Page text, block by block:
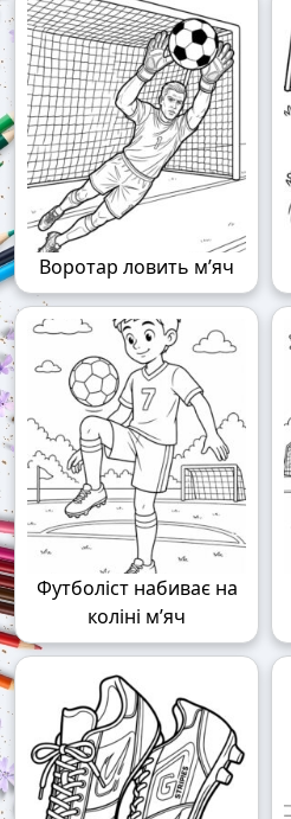
Воротар ловить м’яч
Футболіст набиває на
коліні м’яч